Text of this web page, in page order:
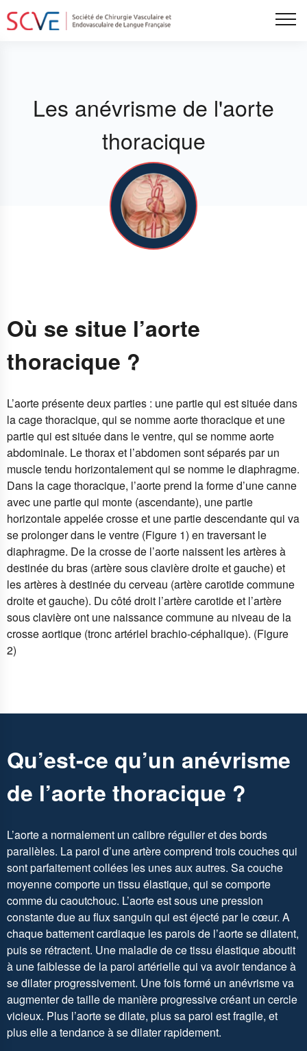
Aller
au
Les anévrisme de l'aorte
thoracique
Où se situe l’aorte
thoracique ?
L’aorte présente deux parties : une partie qui est située dans
la cage thoracique, qui se nomme aorte thoracique et une
partie qui est située dans le ventre, qui se nomme aorte
abdominale. Le thorax et l’abdomen sont séparés par un
muscle tendu horizontalement qui se nomme le diaphragme.
Dans la cage thoracique, l’aorte prend la forme d’une canne
avec une partie qui monte (ascendante), une partie
horizontale appelée crosse et une partie descendante qui va
se prolonger dans le ventre (Figure 1) en traversant le
diaphragme. De la crosse de l’aorte naissent les artères à
destinée du bras (artère sous clavière droite et gauche) et
les artères à destinée du cerveau (artère carotide commune
droite et gauche). Du côté droit l’artère carotide et l’artère
sous clavière ont une naissance commune au niveau de la
crosse aortique (tronc artériel brachio-céphalique). (Figure
2)
Qu’est-ce qu’un anévrisme
de l’aorte thoracique ?
L’aorte a normalement un calibre régulier et des bords
parallèles. La paroi d’une artère comprend trois couches qui
sont parfaitement collées les unes aux autres. Sa couche
moyenne comporte un tissu élastique, qui se comporte
comme du caoutchouc. L’aorte est sous une pression
constante due au flux sanguin qui est éjecté par le cœur. A
chaque battement cardiaque les parois de l’aorte se dilatent,
puis se rétractent. Une maladie de ce tissu élastique aboutit
à une faiblesse de la paroi artérielle qui va avoir tendance à
se dilater progressivement. Une fois formé un anévrisme va
augmenter de taille de manière progressive créant un cercle
vicieux. Plus l’aorte se dilate, plus sa paroi est fragile, et
plus elle a tendance à se dilater rapidement.